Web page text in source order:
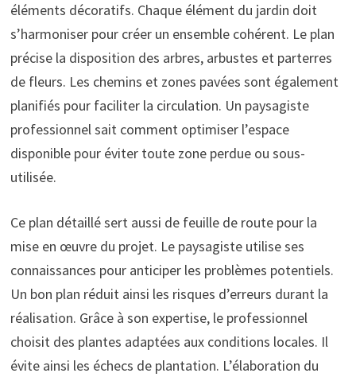
éléments décoratifs. Chaque élément du jardin doit
s’harmoniser pour créer un ensemble cohérent. Le plan
précise la disposition des arbres, arbustes et parterres
de fleurs. Les chemins et zones pavées sont également
planifiés pour faciliter la circulation. Un paysagiste
professionnel sait comment optimiser l’espace
disponible pour éviter toute zone perdue ou sous-
utilisée.
Ce plan détaillé sert aussi de feuille de route pour la
mise en œuvre du projet. Le paysagiste utilise ses
connaissances pour anticiper les problèmes potentiels.
Un bon plan réduit ainsi les risques d’erreurs durant la
réalisation. Grâce à son expertise, le professionnel
choisit des plantes adaptées aux conditions locales. Il
évite ainsi les échecs de plantation. L’élaboration du